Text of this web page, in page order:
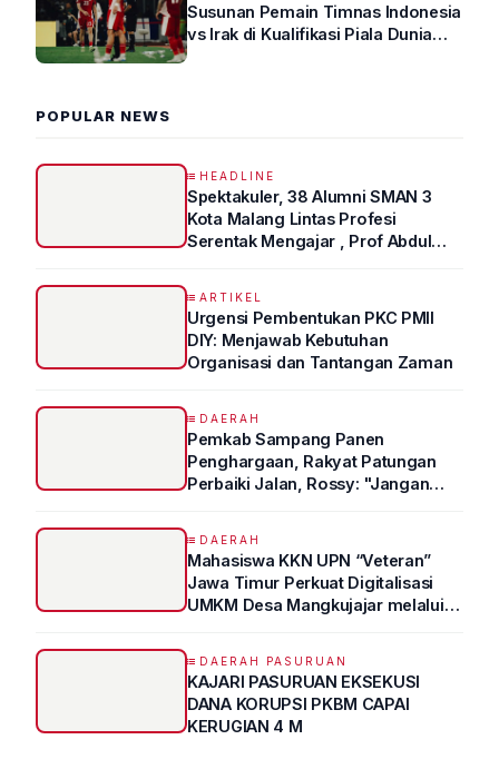
Susunan Pemain Timnas Indonesia
vs Irak di Kualifikasi Piala Dunia
POPULAR NEWS
HEADLINE
Spektakuler, 38 Alumni SMAN 3
Kota Malang Lintas Profesi
Serentak Mengajar , Prof Abdul
ARTIKEL
Urgensi Pembentukan PKC PMII
DIY: Menjawab Kebutuhan
Organisasi dan Tantangan Zaman
DAERAH
Pemkab Sampang Panen
Penghargaan, Rakyat Patungan
Perbaiki Jalan, Rossy: "Jangan
DAERAH
Mahasiswa KKN UPN “Veteran”
Jawa Timur Perkuat Digitalisasi
UMKM Desa Mangkujajar melalui
DAERAH PASURUAN
KAJARI PASURUAN EKSEKUSI
DANA KORUPSI PKBM CAPAI
KERUGIAN 4 M